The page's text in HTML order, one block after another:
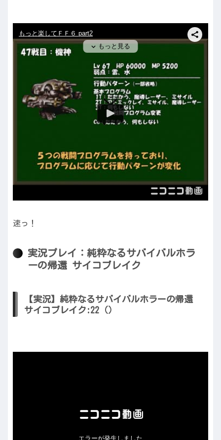
速っ！
実況プレイ：純粋なるサバイバルホラ
ーの帰還 サイコブレイク
【実況】純粋なるサバイバルホラーの帰還
サイコブレイク:22（）